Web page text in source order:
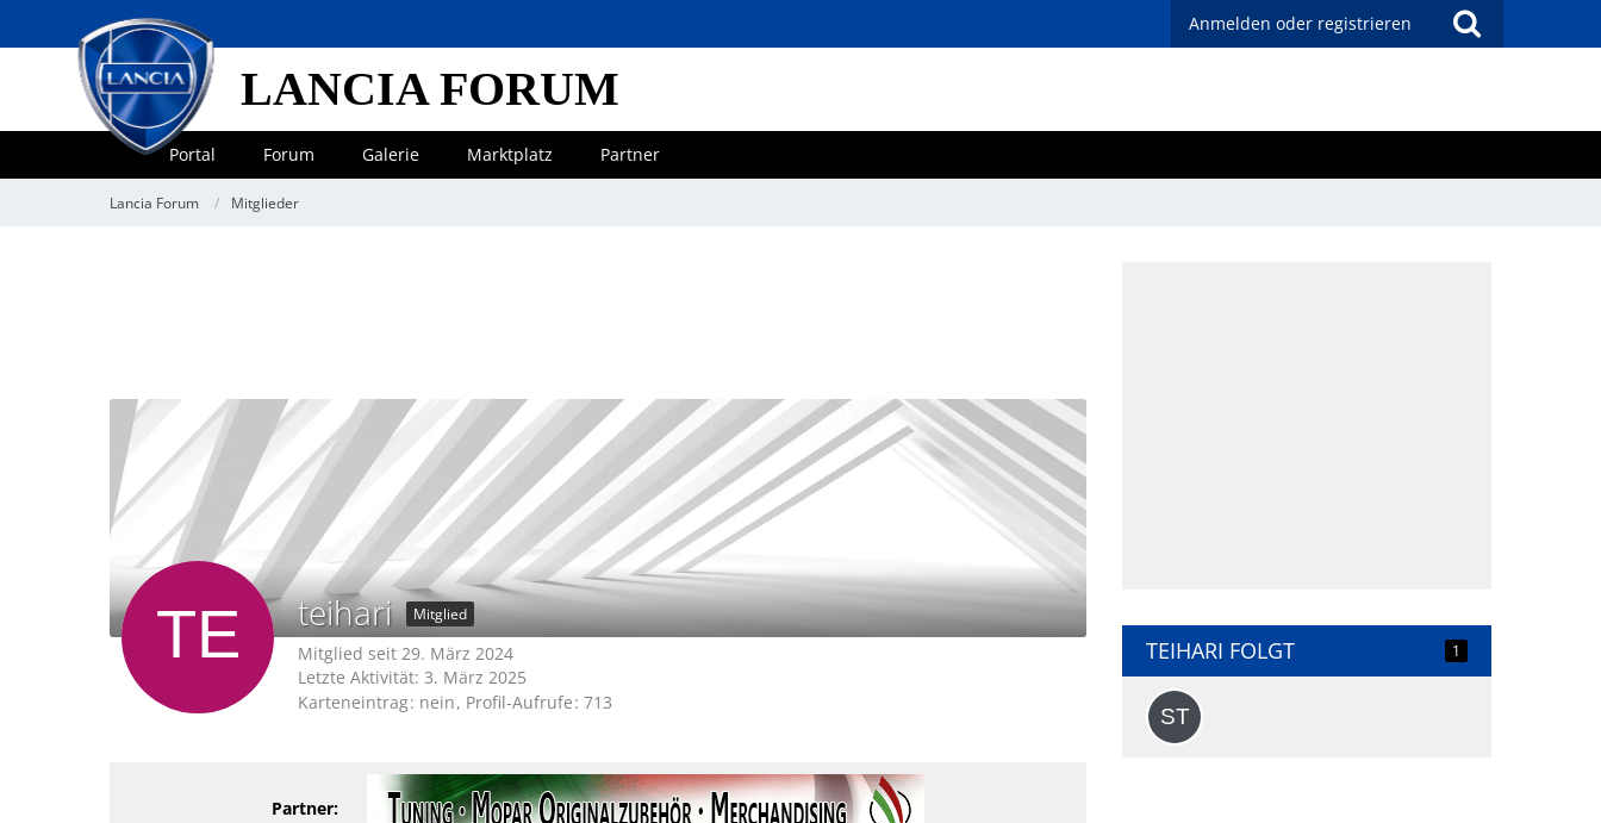
Anmelden oder registrieren
LANCIA FORUM
Portal Forum Galerie Marktplatz Partner
Lancia Forum Mitglieder
teihari Mitglied
Mitglied seit 29. März 2024
Letzte Aktivität: 3. März 2025
Karteneintrag nein Profil-Aufrufe 713
Partner:
TEIHARI FOLGT 1